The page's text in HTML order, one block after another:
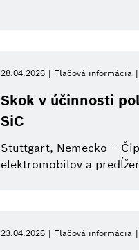
28.04.2026 Tlačová informácia
Skok v účinnosti
SiC
Stuttgart, Nemecko –
elektromobilov a
23.04.2026 Tlačová informácia